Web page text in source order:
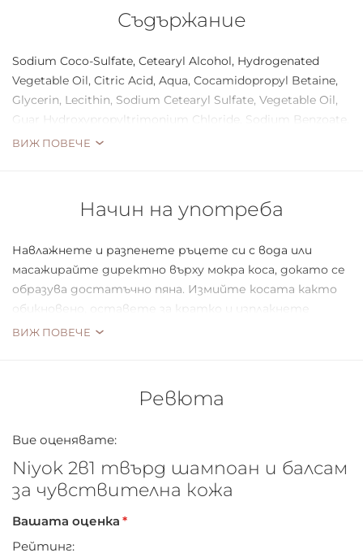
Съдържание
Sodium Coco-Sulfate, Cetearyl Alcohol, Hydrogenated
Vegetable Oil, Citric Acid, Aqua, Cocamidopropyl Betaine,
Glycerin, Lecithin, Sodium Cetearyl Sulfate, Vegetable Oil,
Guar Hydroxypropyltrimonium Chloride, Sodium Benzoate.
ВИЖ ПОВЕЧЕ
Начин на употреба
Навлажнете и разпенете ръцете си с вода или
масажирайте директно върху мокра коса, докато се
образува достатъчно пяна. Измийте косата както
обикновено, оставете за кратко и изплакнете
обилно.
ВИЖ ПОВЕЧЕ
Ревюта
Вие оценявате:
Niyok 2в1 твърд шампоан и балсам
за чувствителна кожа
Вашата оценка
Рейтинг: